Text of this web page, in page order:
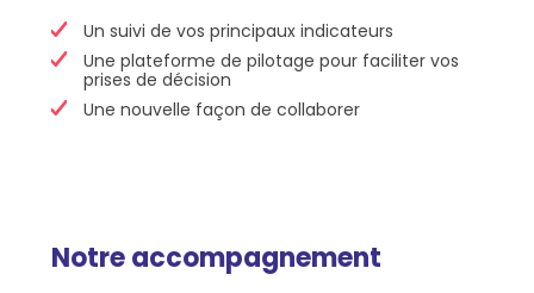
Un suivi de vos principaux indicateurs
Une plateforme de pilotage pour faciliter vos
prises de décision
Une nouvelle façon de collaborer
Notre accompagnement